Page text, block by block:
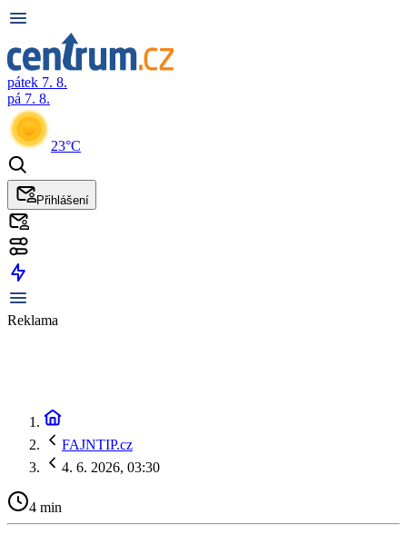
pátek 7. 8.
pá 7. 8.
23°C
Přihlášení
Reklama
FAJNTIP.cz
4. 6. 2026, 03:30
4 min